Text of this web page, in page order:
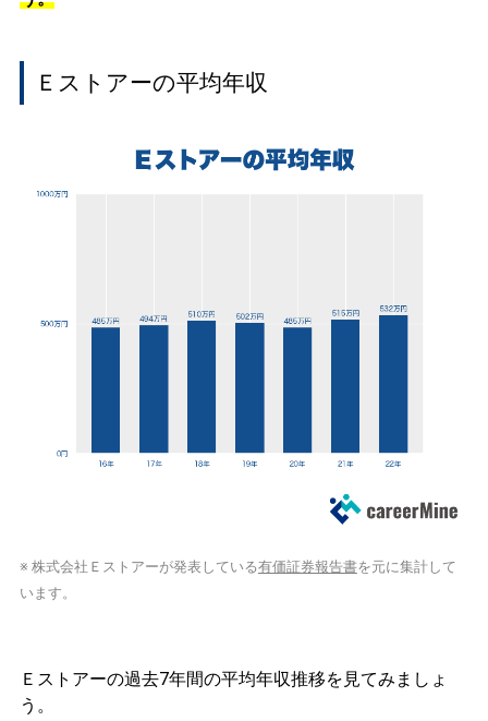
Ｅストアーの平均年収
※ 株式会社Ｅストアーが発表している有価証券報告書を元に集計して
います。
Ｅストアーの過去7年間の平均年収推移を見てみましょ
う。